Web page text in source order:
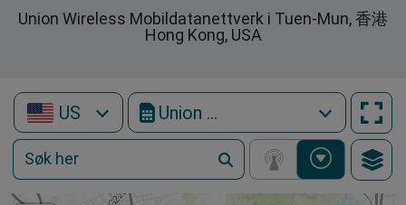
Union Wireless Mobildatanettverk i Tuen-Mun, 香港
Hong Kong, USA
US Union Wireless